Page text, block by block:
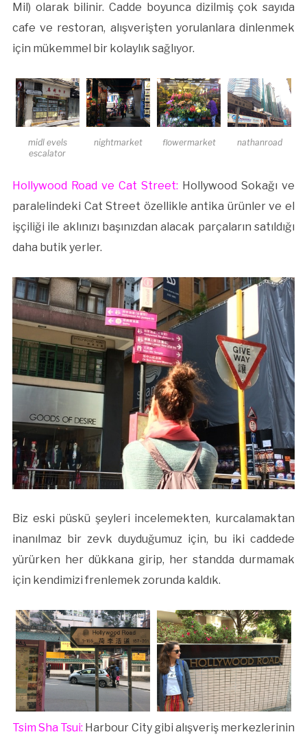
Mil) olarak bilinir. Cadde boyunca dizilmiş çok sayıda
cafe ve restoran, alışverişten yorulanlara dinlenmek
için mükemmel bir kolaylık sağlıyor.
midl evels
escalator
nightmarket flowermarket nathanroad
Hollywood Road ve Cat Street: Hollywood Sokağı ve
paralelindeki Cat Street özellikle antika ürünler ve el
işçiliği ile aklınızı başınızdan alacak parçaların satıldığı
daha butik yerler.
Biz eski püskü şeyleri incelemekten, kurcalamaktan
inanılmaz bir zevk duyduğumuz için, bu iki caddede
yürürken her dükkana girip, her standda durmamak
için kendimizi frenlemek zorunda kaldık.
Tsim Sha Tsui: Harbour City gibi alışveriş merkezlerinin